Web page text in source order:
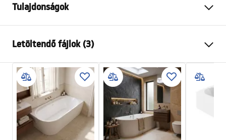
Tulajdonságok
Szín
Anyag
Akril
Hosszúság
1200mm
Szélesség
700mm
Magasság
560mm
Beépítési oldal
Univerzális
Letöltendő fájlok (3)
Biztonsági információk
WARUNKI_BEZPIECZENSTWA_WANNY.pdf
Garanciális feltételek
Warranty_Terms_and_Conditions_Bathtubs.pdf